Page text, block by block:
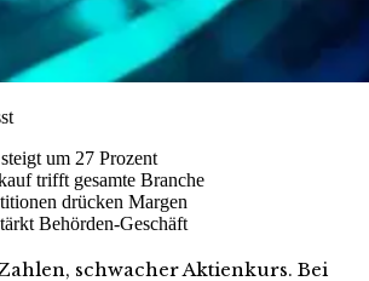
um 27 Prozent
trifft gesamte Branche
drücken Margen
Behörden-Geschäft
schwacher Aktienkurs. Bei